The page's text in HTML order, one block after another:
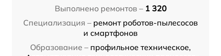
Выполнено ремонтов – 1 320
Специализация – ремонт роботов-пылесосов
и смартфонов
Образование – профильное техническое,